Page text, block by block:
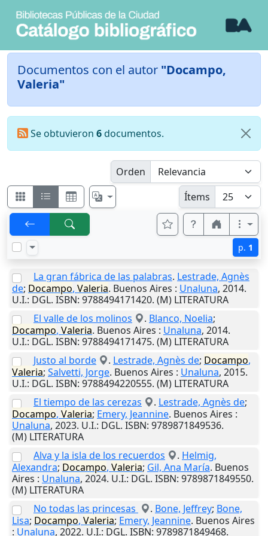
Documentos con el autor "Docampo,
Valeria"
Se obtuvieron 6documentos.
Orden
Ítems
p. 1
La gran fábrica de las palabras. Lestrade, Agnès
de; Docampo, Valeria. Buenos Aires : Unaluna, 2014.
U.I.: DGL. ISBN: 9788494171420. (M) LITERATURA
El valle de los molinos
. Blanco, Noelia;
Docampo, Valeria. Buenos Aires : Unaluna, 2014.
U.I.: DGL. ISBN: 9788494171475. (M) LITERATURA
Justo al borde
. Lestrade, Agnès de; Docampo,
Valeria; Salvetti, Jorge. Buenos Aires : Unaluna, 2015.
U.I.: DGL. ISBN: 9788494220555. (M) LITERATURA
El tiempo de las cerezas
. Lestrade, Agnès de;
Docampo, Valeria; Emery, Jeannine. Buenos Aires :
Unaluna, 2023. U.I.: DGL. ISBN: 9789871849536.
(M) LITERATURA
Alva y la isla de los recuerdos
. Helmig,
Alexandra; Docampo, Valeria; Gil, Ana María. Buenos
Aires : Unaluna, 2024. U.I.: DGL. ISBN: 9789871849550.
(M) LITERATURA
No todas las princesas
. Bone, Jeffrey; Bone,
Lisa; Docampo, Valeria; Emery, Jeannine. Buenos Aires
: Unaluna, 2022. U.I.: DGL. ISBN: 9789871849468.